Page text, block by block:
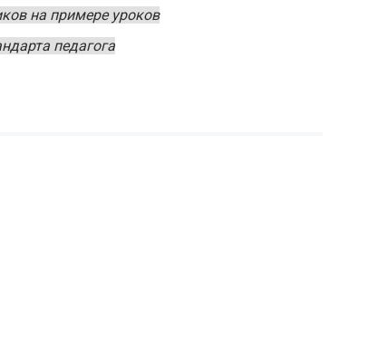
на примере уроков
педагога